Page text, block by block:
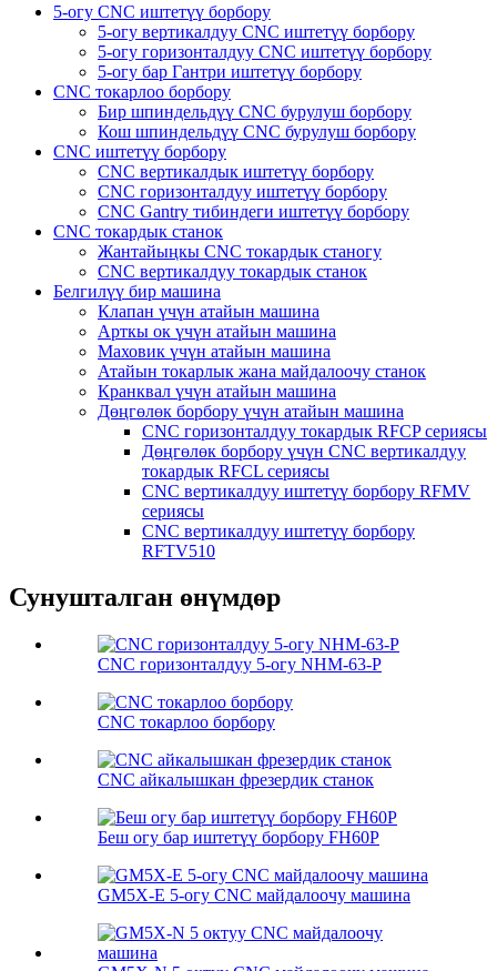
5-огу CNC иштетүү борбору
5-огу вертикалдуу CNC иштетүү борбору
5-огу горизонталдуу CNC иштетүү борбору
5-огу бар Гантри иштетүү борбору
CNC токарлоо борбору
Бир шпиндельдүү CNC бурулуш борбору
Кош шпиндельдүү CNC бурулуш борбору
CNC иштетүү борбору
CNC вертикалдык иштетүү борбору
CNC горизонталдуу иштетүү борбору
CNC Gantry тибиндеги иштетүү борбору
CNC токардык станок
Жантайыңкы CNC токардык станогу
CNC вертикалдуу токардык станок
Белгилүү бир машина
Клапан үчүн атайын машина
Арткы ок үчүн атайын машина
Маховик үчүн атайын машина
Атайын токарлык жана майдалоочу станок
Кранквал үчүн атайын машина
Дөңгөлөк борбору үчүн атайын машина
CNC горизонталдуу токардык RFCP сериясы
Дөңгөлөк борбору үчүн CNC вертикалдуу
токардык RFCL сериясы
CNC вертикалдуу иштетүү борбору RFMV
сериясы
CNC вертикалдуу иштетүү борбору
RFTV510
Сунушталган өнүмдөр
CNC горизонталдуу 5-огу NHM-63-P
CNC токарлоо борбору
CNC айкалышкан фрезердик станок
Беш огу бар иштетүү борбору FH60P
GM5X-E 5-огу CNC майдалоочу машина